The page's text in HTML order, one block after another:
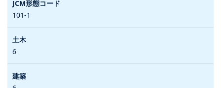
101-1
6